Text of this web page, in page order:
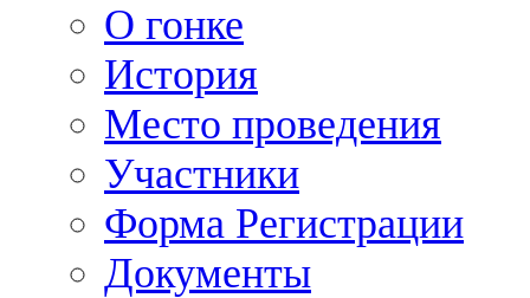
О гонке
История
Место проведения
Участники
Форма Регистрации
Документы